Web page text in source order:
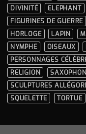
DIVINITÉ
ELEPHANT
FIGURINES DE GUERRE
HORLOGE
LAPIN
NYMPHE
OISEAUX
PERSONNAGES
RELIGION
SCULPTURES
SQUELETTE
TORTUE